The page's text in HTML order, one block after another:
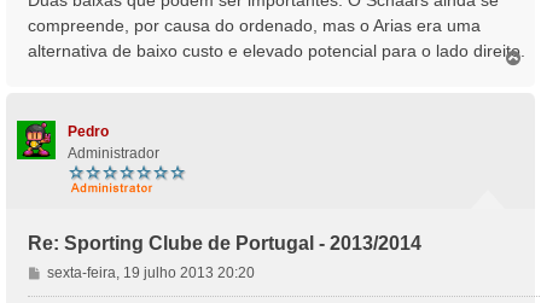
compreende, por causa do ordenado, mas o Arias era uma
alternativa de baixo custo e elevado potencial para o lado direito.
Pedro
Administrador
Re: Sporting Clube de Portugal - 2013/2014
M
e
sexta-feira, 19 julho 2013 20:20